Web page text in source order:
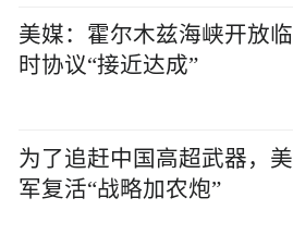
美媒：霍尔木兹海峡开放临
时协议“接近达成”
为了追赶中国高超武器，美
军复活“战略加农炮”